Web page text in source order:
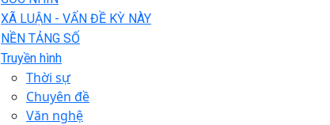
XÃ LUẬN - VẤN ĐỀ KỲ NÀY
NỀN TẢNG SỐ
Truyền hình
Thời sự
Chuyên đề
Văn nghệ